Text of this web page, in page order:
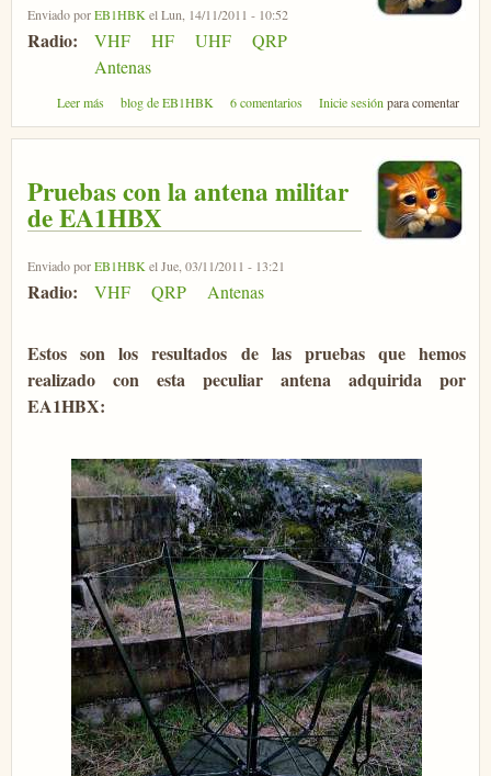
Enviado porEB1HBKel Lun, 14/11/2011 - 10:52
Radio: VHF HF UHF
QRP
Antenas
Leer más sobre Antena Party
blog de EB1HBK 6 comentarios Inicie sesiónpara comentar
Pruebas con la antena militar
de EA1HBX
Enviado porEB1HBK el Jue, 03/11/2011 - 13:21
Radio: VHF QRP Antenas
Estos son los resultados de las pruebas que hemos
realizado con esta peculiar antena adquirida por
EA1HBX: